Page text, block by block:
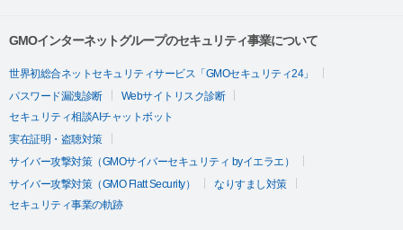
GMOインターネットグループのセキュリティ事業について
世界初総合ネットセキュリティサービス「GMOセキュリティ24」
パスワード漏洩診断
Webサイトリスク診断
セキュリティ相談AIチャットボット
実在証明・盗聴対策
サイバー攻撃対策（GMOサイバーセキュリティ byイエラエ）
サイバー攻撃対策（GMO Flatt Security）
なりすまし対策
セキュリティ事業の軌跡